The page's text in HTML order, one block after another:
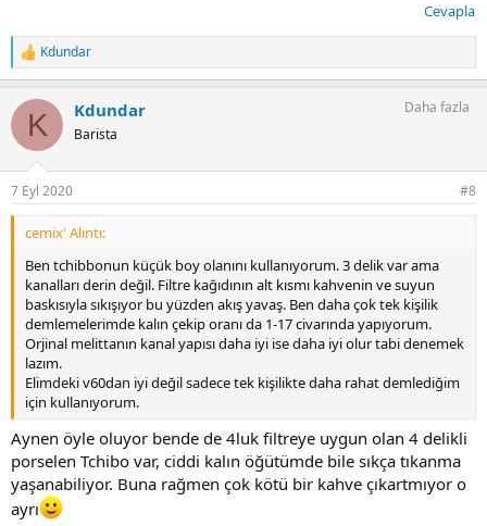
Cevapla
T
e
k
l
Kdundar
K Kdundar
Barista
Daha fazla
7 Eyl 2020 #8
cemix' Alıntı:
Ben tchibbonun küçük boy olanını kullanıyorum. 3 delik var ama
kanalları derin değil. Filtre kağıdının alt kısmı kahvenin ve suyun
baskısıyla sıkışıyor bu yüzden akış yavaş. Ben daha çok tek kişilik
demlemelerimde kalın çekip oranı da 1-17 civarında yapıyorum.
Orjinal melittanın kanal yapısı daha iyi ise daha iyi olur tabi denemek
lazım.
Elimdeki v60dan iyi değil sadece tek kişilikte daha rahat demlediğim
için kullanıyorum.
Aynen öyle oluyor bende de 4luk filtreye uygun olan 4 delikli
porselen Tchibo var, ciddi kalın öğütümde bile sıkça tıkanma
yaşanabiliyor. Buna rağmen çok kötü bir kahve çıkartmıyor o
ayrı